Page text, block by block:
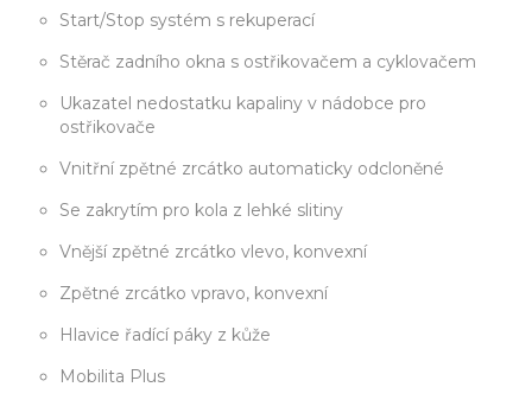
Start/Stop systém s rekuperací
Stěrač zadního okna s ostřikovačem a cyklovačem
Ukazatel nedostatku kapaliny v nádobce pro
ostřikovače
Vnitřní zpětné zrcátko automaticky odcloněné
Se zakrytím pro kola z lehké slitiny
Vnější zpětné zrcátko vlevo, konvexní
Zpětné zrcátko vpravo, konvexní
Hlavice řadící páky z kůže
Mobilita Plus